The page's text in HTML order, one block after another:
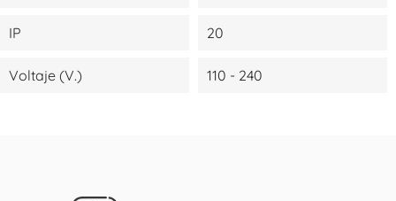
IP 20
Voltaje (V.) 110 - 240